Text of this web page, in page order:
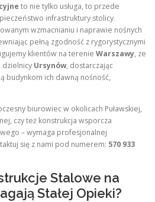
to nie tylko usługa, to przede
infrastruktury stolicy.
wzmacnianiu i naprawie nośnych
pełną zgodność z rygorystycznymi
klientów na terenie Warszawy, ze
dzielnicy Ursynów, dostarczając
budynkom ich dawną nośność,
biurowiec w okolicach Puławskiej,
czy też konstrukcja wsporcza
– wymaga profesjonalnej
się z nami pod numerem: 570 933
Stalowe na
Stałej Opieki?